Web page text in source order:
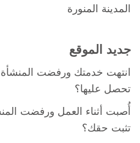
المدينة المنورة
جديد الموقع
انتهت خدمتك ورفضت
تحصل عليها؟
أُصبت أثناء العمل ورفضت
تثبت حقك؟